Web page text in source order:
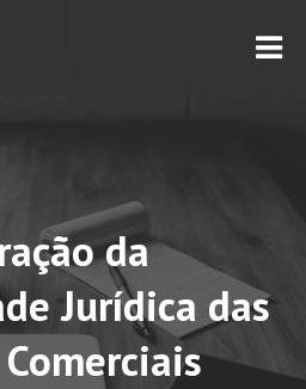
da
Jurídica das